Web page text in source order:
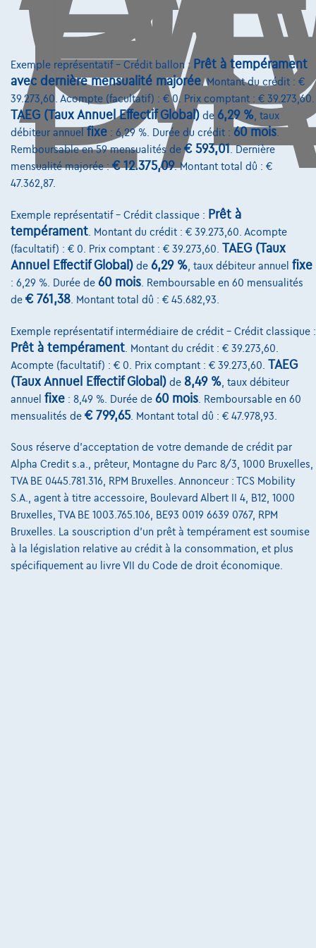
Comparer
Voir le véhicule
223 i x Drive M sport Harman/Kardon panodak dig.airco alu19
01/2023
32.184 km Essence
Automatique
160 kW ( 218 CV )
€31.900 1
€8.587,12
Découvrez l’exemple chiffré complet
3390 Tielt-Winge,AUTOKRUISPUNT
Comparer
Voir le véhicule
Exemple représentatif – Crédit ballon : Prêt à tempérament
avec dernière mensualité majorée. Montant du crédit : €
39.273,60. Acompte (facultatif) : € 0. Prix comptant : € 39.273,60.
TAEG (Taux Annuel Effectif Global) de 6,29 % , taux
débiteur annuel fixe : 6,29 %. Durée du crédit : 60 mois
Remboursable en 59 mensualités de € 593,01 . Dernière
mensualité majorée :€ 12.375,09. Montant total dû : €
47.362,87.
Exemple représentatif – Crédit classique : Prêt à
tempérament . Montant du crédit : € 39.273,60. Acompte
(facultatif) : € 0. Prix comptant : € 39.273,60. TAEG (Taux
Annuel Effectif Global) de 6,29 % , taux débiteur annuel fixe
: 6,29 %. Durée de 60 mois . Remboursable en 60 mensualités
de € 761,38 . Montant total dû : € 45.682,93.
Exemple représentatif intermédiaire de crédit – Crédit classique :
Prêt à tempérament . Montant du crédit : € 39.273,60.
Acompte (facultatif) : € 0. Prix comptant : € 39.273,60. TAEG
(Taux Annuel Effectif Global) de 8,49 % , taux débiteur
annuel fixe : 8,49 %. Durée de 60 mois . Remboursable en 60
mensualités de € 799,65. Montant total dû : € 47.978,93.
Sous réserve d'acceptation de votre demande de crédit par
Alpha Credit s.a., prêteur, Montagne du Parc 8/3, 1000 Bruxelles,
TVA BE 0445.781.316, RPM Bruxelles. Annonceur : TCS Mobility
S.A., agent à titre accessoire, Boulevard Albert II 4, B12, 1000
Bruxelles, TVA BE 1003.765.106, BE93 0019 6639 0767, RPM
Bruxelles. La souscription d'un prêt à tempérament est soumise
à la législation relative au crédit à la consommation, et plus
spécifiquement au livre VII du Code de droit économique.